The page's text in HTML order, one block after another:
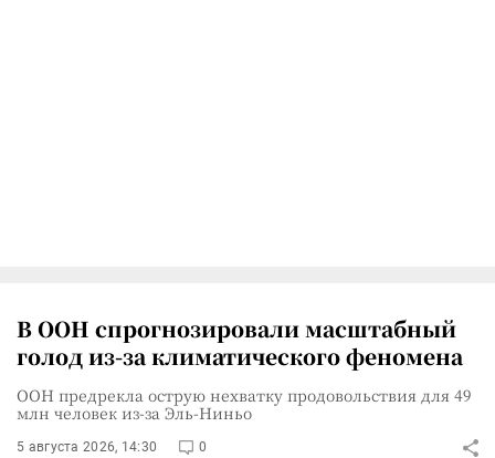
В ООН спрогнозировали масштабный
голод из-за климатического феномена
ООН предрекла острую нехватку продовольствия для 49
млн человек из-за Эль-Ниньо
5 августа 2026, 14:30 0